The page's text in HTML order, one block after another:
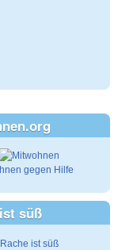
gegen Hilfe
süß
Rache ist süß